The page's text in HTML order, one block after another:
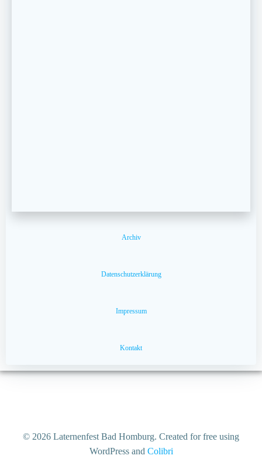
Archiv
Datenschutzerklärung
Impressum
Kontakt
© 2026 Laternenfest Bad Homburg. Created for free using
WordPress and Colibri